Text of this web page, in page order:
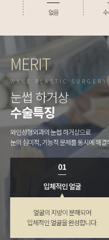
없음
MERIT
WYNE PLASTIC SURGERY
눈썹 하거상
수술특징
와인성형외과의 눈썹 하거상으로
눈의 심미적, 기능적 문제를 동시에 해결
01
입체적인 얼굴
얼굴의 지방이 분해되어
입체적인 얼굴을 완성합니다.